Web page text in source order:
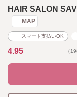
HAIR SALON
MAP
スマート支払いOK
4.95 （